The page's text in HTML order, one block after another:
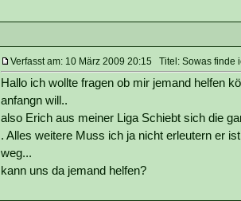
Verfasst am: 10 März 2009 20:15 Titel: Sowas finde
Hallo ich wollte fragen ob mir jemand helfen
anfangn will..
also Erich aus meiner Liga Schiebt sich die
. Alles weitere Muss ich ja nicht erleutern er
weg...
kann uns da jemand helfen?